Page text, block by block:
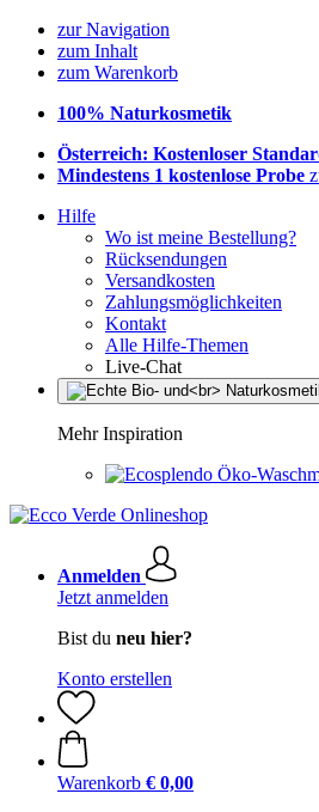
zur Navigation
zum Inhalt
zum Warenkorb
100% Naturkosmetik
Österreich: Kostenloser
Mindestens 1 kostenlose Probe
Hilfe
Wo ist meine Bestellung?
Rücksendungen
Versandkosten
Zahlungsmöglichkeiten
Kontakt
Alle Hilfe-Themen
Live-Chat
Mehr Inspiration
Öko-
Anmelden
Jetzt anmelden
Bist du neu hier?
Konto erstellen
Warenkorb € 0,00